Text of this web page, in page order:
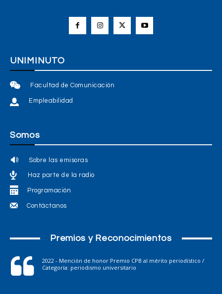
UNIMINUTO
Facultad de Comunicación
Empleabilidad
Somos
Sobre las emisoras
Haz parte de la radio
Programación
Contáctanos
Premios y Reconocimientos
2022 - Mención de honor Premio CPB al mérito periodístico /
Categoría: periodismo universitario